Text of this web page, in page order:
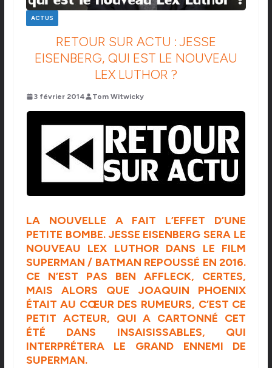
ACTUS
RETOUR SUR ACTU : JESSE
EISENBERG, QUI EST LE NOUVEAU
LEX LUTHOR ?
3 février 2014 Tom Witwicky
LA NOUVELLE A FAIT L’EFFET D’UNE
PETITE BOMBE. JESSE EISENBERG SERA LE
NOUVEAU LEX LUTHOR DANS LE FILM
SUPERMAN / BATMAN REPOUSSÉ EN 2016.
CE N’EST PAS BEN AFFLECK, CERTES,
MAIS ALORS QUE JOAQUIN PHOENIX
ÉTAIT AU CŒUR DES RUMEURS, C’EST CE
PETIT ACTEUR, QUI A CARTONNÉ CET
ÉTÉ DANS INSAISISSABLES, QUI
INTERPRÉTERA LE GRAND ENNEMI DE
SUPERMAN.